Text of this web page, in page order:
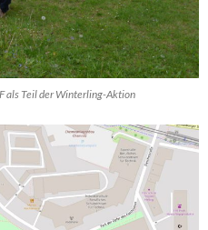
als Teil der Winterling-Aktion